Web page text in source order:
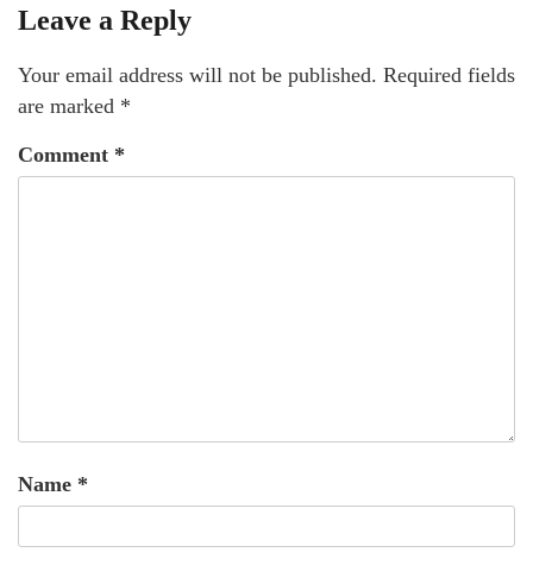
Leave a Reply
Your email address will not be published. Required fields
are marked *
Comment *
Name *